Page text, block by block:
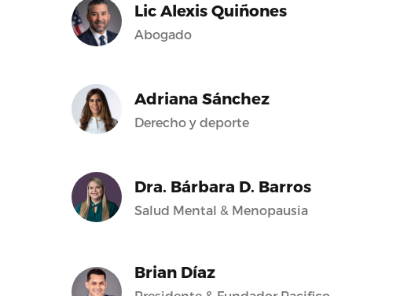
Lic Alexis Quiñones
Abogado
Adriana Sánchez
Derecho y deporte
Dra. Bárbara D. Barros
Salud Mental & Menopausia
Brian Díaz